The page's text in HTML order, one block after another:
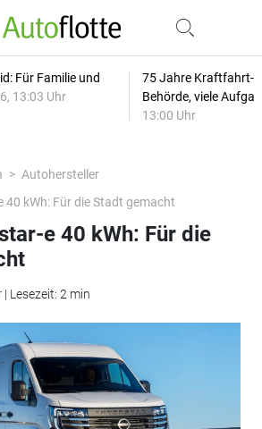
Für Familie und
13:03 Uhr
75 Jahre Kraftfahrt-
Behörde, viele
13:00 Uhr
Autohersteller
40 kWh: Für die Stadt gemacht
e 40 kWh: Für die
Lesezeit: 2 min